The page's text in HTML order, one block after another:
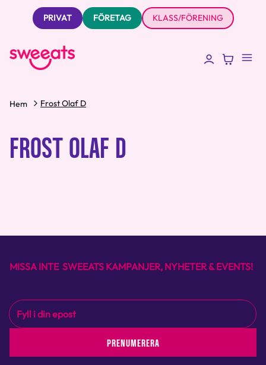
PRIVAT FÖRETAG KLASS/FÖRENING
Hem Frost Olaf D
FROST OLAF D
MISSA INTE SWEEATS KAMPANJER, NYHETER & EVENTS!
PRENUMERERA